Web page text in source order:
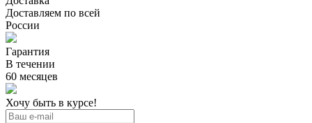
Доставляем по всей
России
Гарантия
В течении
60 месяцев
Хочу быть в курсе!